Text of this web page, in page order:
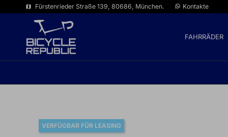
map Fürstenrieder Straße 139, 80686, München. Kontakte
FAHRRÄDER
VERFÜGBAR FÜR LEASING